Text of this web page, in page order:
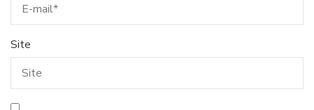
Site